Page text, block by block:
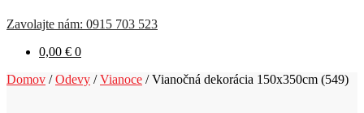
Zavolajte nám: 0915 703 523
0,00 € 0
Domov /Odevy /Vianoce /Vianočná dekorácia 150x350cm (549)